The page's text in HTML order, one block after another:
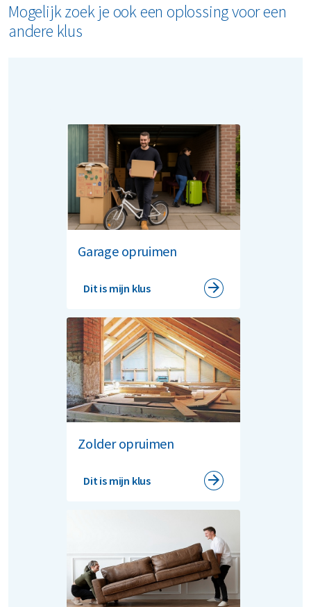
Mogelijk zoek je ook een oplossing voor een
andere klus
Garage opruimen
Dit is mijn klus
Zolder opruimen
Dit is mijn klus